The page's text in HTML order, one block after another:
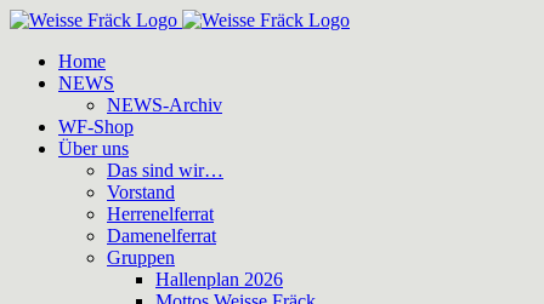
Zum
springenHome
NEWS
NEWS-Archiv
WF-Shop
Über uns
Das sind wir…
Vorstand
Herrenelferrat
Damenelferrat
Gruppen
Hallenplan 2026